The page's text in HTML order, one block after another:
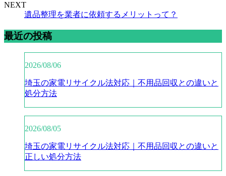
NEXT
遺品整理を業者に依頼するメリットって？
最近の投稿
2026/08/06
埼玉の家電リサイクル法対応｜不用品回収との違いと
処分方法
2026/08/05
埼玉の家電リサイクル法対応｜不用品回収との違いと
正しい処分方法